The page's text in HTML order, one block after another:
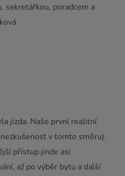
sekretářkou, poradcem a
jízda. Naše první realitní
v tomto směru).
přístup jinde asi
až po výběr bytu a další